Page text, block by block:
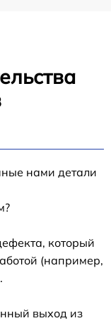
нами детали
который
(например,
выход из